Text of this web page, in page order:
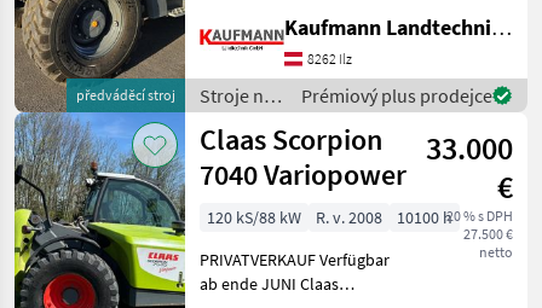
předváděcí stroj
hydraulisch,
Teleskoparmführung
seitlich, Steckdose Front 4-
polig, Steckdose Heck 7-
polig, Druckl
Kaufmann Landtechnik GmbH
8262 Ilz
Stroje na
stavbu /
Claas
Prémiový plus prodejce
Claas Scorpion
7040 Variopower
33.000
€
20 % s DPH
27.500 €
netto
120 kS/88 kW R. v. 2008
10100 h
PRIVATVERKAUF Verfügbar
ab ende JUNI Claas